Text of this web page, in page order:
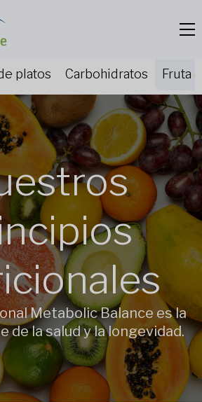
platos Carbohidratos Fruta
Metabolic Balance es la
de la salud y la longevidad.